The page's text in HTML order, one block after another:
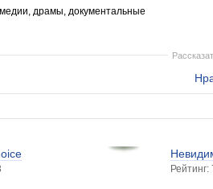
драмы, документальные
Рейтинг: